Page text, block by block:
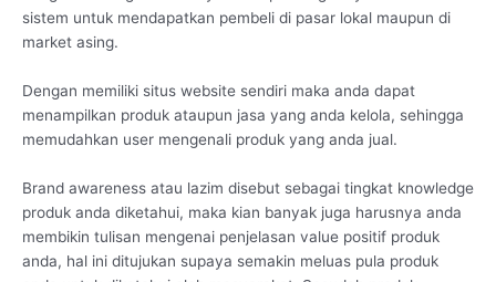
sistem untuk mendapatkan pembeli di pasar lokal maupun di
market asing.
Dengan memiliki situs website sendiri maka anda dapat
menampilkan produk ataupun jasa yang anda kelola, sehingga
memudahkan user mengenali produk yang anda jual.
Brand awareness atau lazim disebut sebagai tingkat knowledge
produk anda diketahui, maka kian banyak juga harusnya anda
membikin tulisan mengenai penjelasan value positif produk
anda, hal ini ditujukan supaya semakin meluas pula produk